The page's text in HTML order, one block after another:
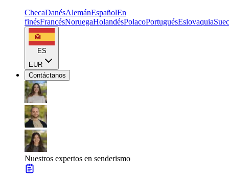
ChecaDanésAlemánEspañolEn
finésFrancésNoruegaHolandésPolacoPortuguésEslovaquia
ES
EUR
Contáctanos
Nuestros expertos en senderismo